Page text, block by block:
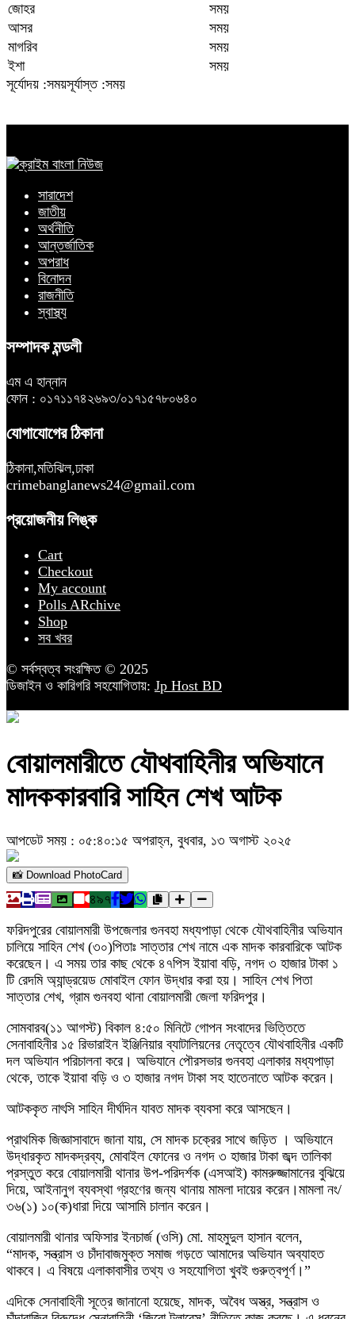
জোহর
সময়
আসর
সময়
মাগরিব
সময়
ইশা
সময়
সূর্যোদয় :সময়সূর্যাস্ত :সময়
সারাদেশ
জাতীয়
অর্থনীতি
আন্তর্জাতিক
অপরাধ
বিনোদন
রাজনীতি
স্বাস্থ্য
সম্পাদক মন্ডলী
এম এ হান্নান
ফোন : ০১৭১১৭৪২৬৯৩/০১৭১৫৭৮০৬৪০
যোগাযোগের ঠিকানা
ঠিকানা,মতিঝিল,ঢাকা
crimebanglanews24@gmail.com
প্রয়োজনীয় লিঙ্ক
Cart
Checkout
My account
Polls ARchive
Shop
সব খবর
© সর্বস্বত্ব সংরক্ষিত © 2025
ডিজাইন ও কারিগরি সহযোগিতায়: Jp Host BD
বোয়ালমারীতে যৌথবাহিনীর অভিযানে
মাদককারবারি সাহিন শেখ আটক
আপডেট সময় : ০৫:৪০:১৫ অপরাহ্ন, বুধবার, ১৩ অগাস্ট ২০২৫
📸 Download PhotoCard
৪৯৭
ফরিদপুরের বোয়ালমারী উপজেলার গুনবহা মধ্যপাড়া থেকে যৌথবাহিনীর অভিযান
চালিয়ে সাহিন শেখ (৩০)পিতাঃ সাত্তার শেখ নামে এক মাদক কারবারিকে আটক
করেছেন। এ সময় তার কাছ থেকে ৪৭পিস ইয়াবা বড়ি, নগদ ৩ হাজার টাকা ১
টি রেদমি অ্যান্ড্রয়েড মোবাইল ফোন উদ্ধার করা হয়। সাহিন শেখ পিতা
সাত্তার শেখ, গ্রাম গুনবহা থানা বোয়ালমারী জেলা ফরিদপুর।
সোমবারব(১১ আগস্ট) বিকাল ৪:৫০ মিনিটে গোপন সংবাদের ভিত্তিতে
সেনাবাহিনীর ১৫ রিভারাইন ইঞ্জিনিয়ার ব্যাটালিয়নের নেতৃত্বে যৌথবাহিনীর একটি
দল অভিযান পরিচালনা করে। অভিযানে পৌরসভার গুনবহা এলাকার মধ্যপাড়া
থেকে, তাকে ইয়াবা বড়ি ও ৩ হাজার নগদ টাকা সহ হাতেনাতে আটক করেন।
আটককৃত নাৎসি সাহিন দীর্ঘদিন যাবত মাদক ব্যবসা করে আসছেন।
প্রাথমিক জিজ্ঞাসাবাদে জানা যায়, সে মাদক চক্রের সাথে জড়িত । অভিযানে
উদ্ধারকৃত মাদকদ্রব্য, মোবাইল ফোনের ও নগদ ৩ হাজার টাকা জব্দ তালিকা
প্রস্তুত করে বোয়ালমারী থানার উপ-পরিদর্শক (এসআই) কামরুজ্জামানের বুঝিয়ে
দিয়ে, আইনানুগ ব্যবস্থা গ্রহণের জন্য থানায় মামলা দায়ের করেন।মামলা নং/
৩৬(১) ১০(ক)ধারা দিয়ে আসামি চালান করেন।
বোয়ালমারী থানার অফিসার ইনচার্জ (ওসি) মো. মাহমুদুল হাসান বলেন,
“মাদক, সন্ত্রাস ও চাঁদাবাজমুক্ত সমাজ গড়তে আমাদের অভিযান অব্যাহত
থাকবে। এ বিষয়ে এলাকাবাসীর তথ্য ও সহযোগিতা খুবই গুরুত্বপূর্ণ।”
এদিকে সেনাবাহিনী সূত্রে জানানো হয়েছে, মাদক, অবৈধ অস্ত্র, সন্ত্রাস ও